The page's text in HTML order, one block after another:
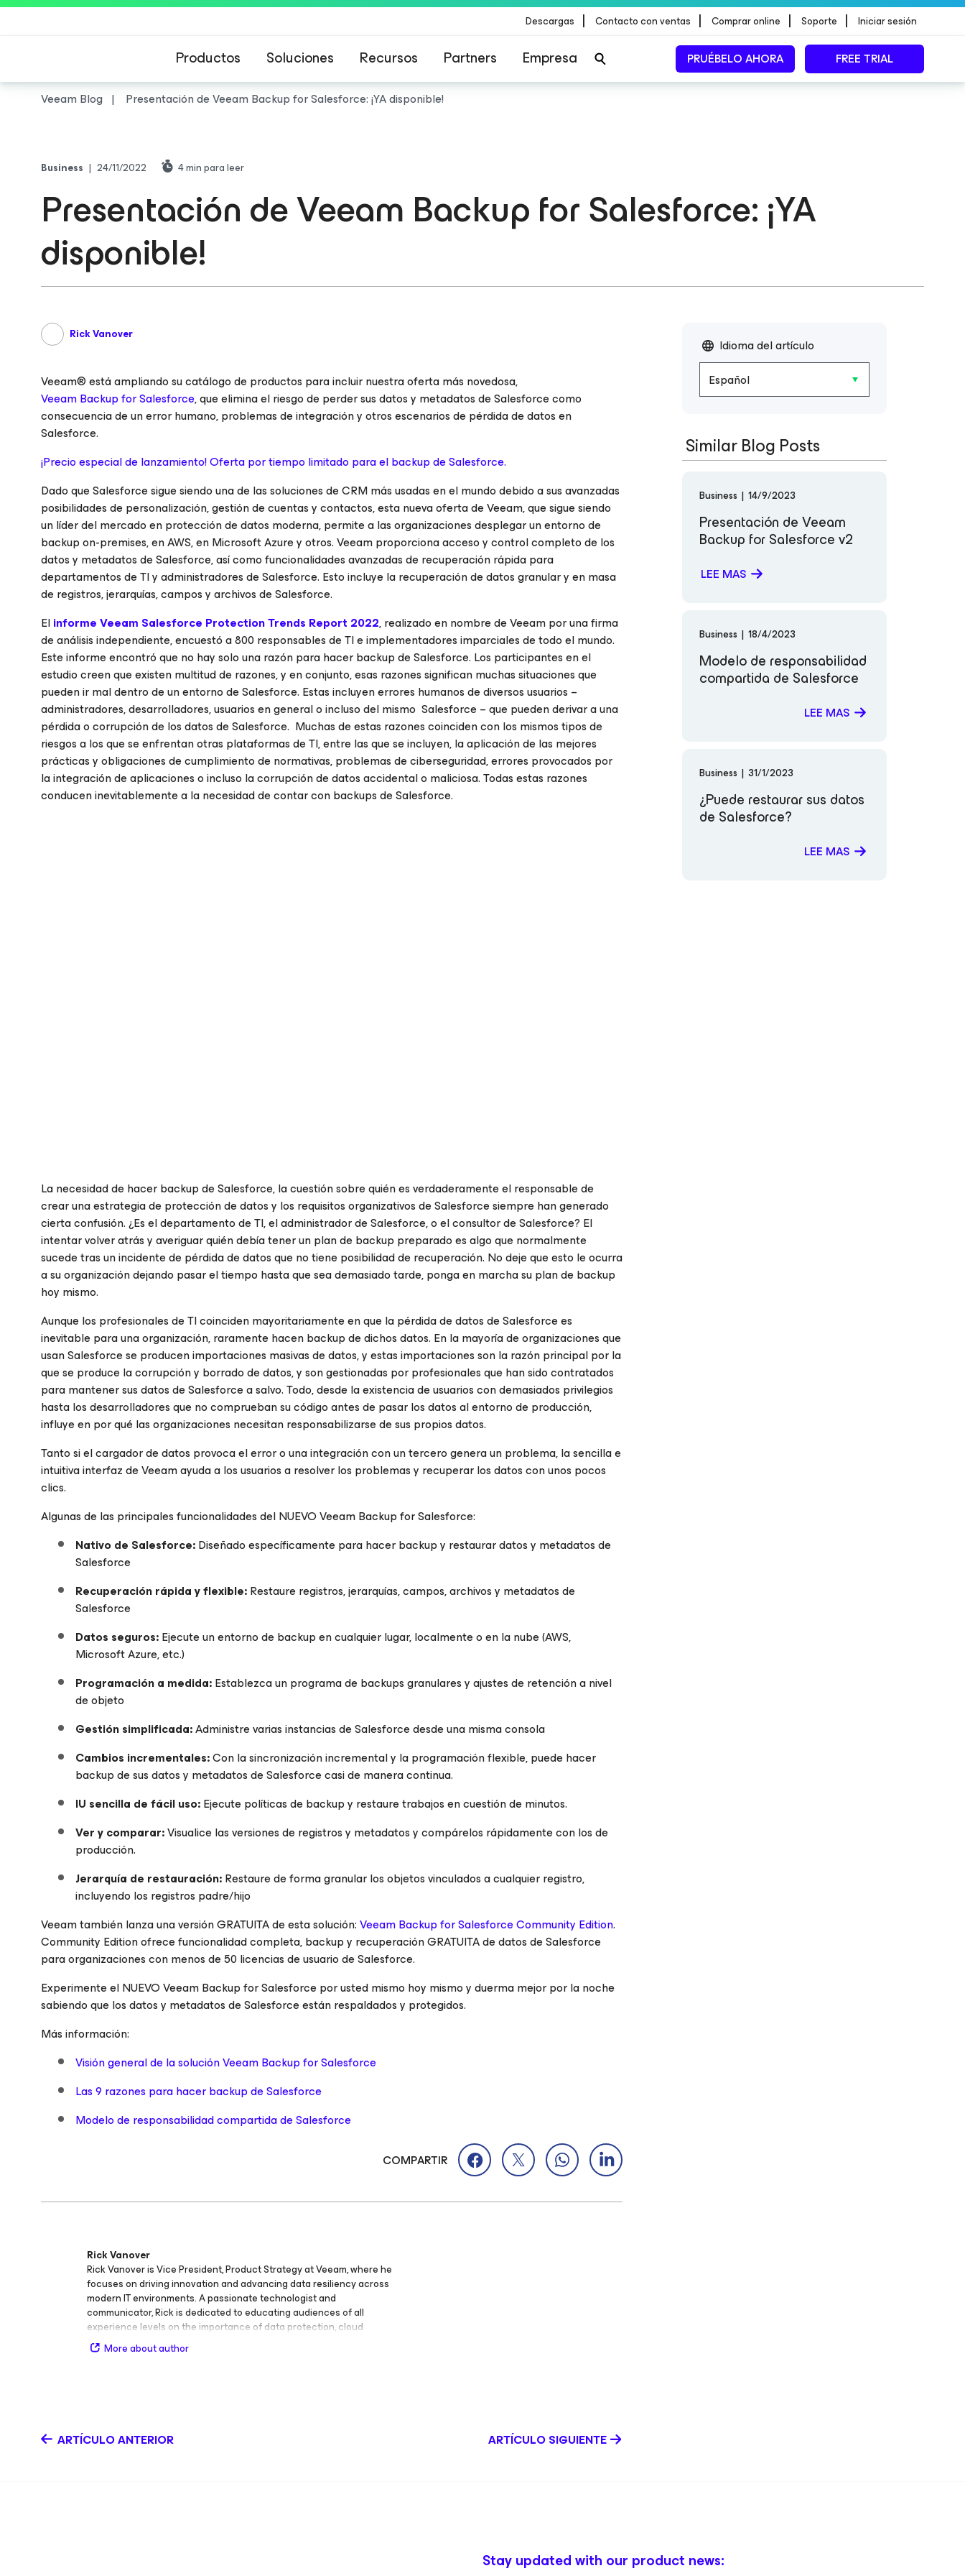
Descargas | Contacto con ventas | Comprar online | Soporte | Iniciar sesión
Productos Soluciones Recursos Partners Empresa PRUÉBELO AHORA FREE TRIAL
Veeam Blog Presentación de Veeam Backupfor Salesforce: ¡YA disponible!
Business | 24/11/2022 4min para leer
Presentación de Veeam Backupfor Salesforce: ¡YA
disponible!
Rick Vanover
Veeam® está ampliando su catálogo de productos para incluir nuestra oferta más novedosa,
Veeam Backupfor Salesforce,que elimina el riesgo de perder sus datos y metadatos de Salesforce como
consecuencia de un error humano, problemas de integración y otros escenarios de pérdida de datos en
Salesforce.
¡Precio especial de lanzamiento! Oferta por tiempo limitado para el backup de Salesforce.
Dado que Salesforce sigue siendo una de las soluciones de CRM más usadas en el mundo debido a sus avanzadas
posibilidades de personalización, gestión de cuentas y contactos, esta nueva oferta de Veeam, que sigue siendo
un líder del mercado en protección de datos moderna, permite a las organizaciones desplegar un entorno de
backup on-premises, en AWS, en Microsoft Azure y otros. Veeam proporciona acceso y control completo de los
datos y metadatos de Salesforce, así como funcionalidades avanzadas de recuperación rápida para
departamentos de TI y administradores de Salesforce. Esto incluye la recuperación de datos granular y en masa
de registros, jerarquías, campos y archivos de Salesforce.
Elinforme Veeam Salesforce Protection Trends Report 2022, realizado en nombre de Veeam por una firma
de análisis independiente, encuestó a 800 responsables de TI e implementadores imparciales de todo el mundo.
Este informe encontró que no hay solo una razón para hacer backup de Salesforce. Los participantes en el
estudio creen que existen multitud de razones, y en conjunto, esas razones significan muchas situaciones que
pueden ir mal dentro de un entorno de Salesforce. Estas incluyen errores humanos de diversos usuarios –
administradores, desarrolladores, usuarios en general o incluso del mismo Salesforce – que pueden derivar a una
pérdida o corrupción de los datos de Salesforce. Muchas de estas razones coinciden con los mismos tipos de
riesgos a los que se enfrentan otras plataformas de TI, entre las que se incluyen, la aplicación de las mejores
prácticas y obligaciones de cumplimiento de normativas, problemas de ciberseguridad, errores provocados por
la integración de aplicaciones o incluso la corrupción de datos accidental o maliciosa. Todas estas razones
conducen inevitablemente a la necesidad de contar con backups de Salesforce.
La necesidad de hacer backup de Salesforce, la cuestión sobre quién es verdaderamente el responsable de
crear una estrategia de protección de datos y los requisitos organizativos de Salesforce siempre han generado
cierta confusión. ¿Es el departamento de TI, el administrador de Salesforce, o el consultor de Salesforce? El
intentar volver atrás y averiguar quién debía tener un plan de backup preparado es algo que normalmente
sucede tras un incidente de pérdida de datos que no tiene posibilidad de recuperación. No deje que esto le ocurra
a su organización dejando pasar el tiempo hasta que sea demasiado tarde, ponga en marcha su plan de backup
hoy mismo.
Aunque los profesionales de TI coinciden mayoritariamente en que la pérdida de datos de Salesforce es
inevitable para una organización, raramente hacen backup de dichos datos. En la mayoría de organizaciones que
usan Salesforce se producen importaciones masivas de datos, y estas importaciones son la razón principal por la
que se produce la corrupción y borrado de datos, y son gestionadas por profesionales que han sido contratados
para mantener sus datos de Salesforce a salvo. Todo, desde la existencia de usuarios con demasiados privilegios
hasta los desarrolladores que no comprueban su código antes de pasar los datos al entorno de producción,
influye en por qué las organizaciones necesitan responsabilizarse de sus propios datos.
Tanto si el cargador de datos provoca el error o una integración con un tercero genera un problema, la sencilla e
intuitiva interfaz de Veeam ayuda a los usuarios a resolver los problemas y recuperar los datos con unos pocos
clics.
Algunas de las principales funcionalidades del NUEVO Veeam Backupfor Salesforce:
Nativo de Salesforce:Diseñado específicamente para hacer backup y restaurar datos y metadatos de
Salesforce
Recuperación rápida y flexible:Restaure registros, jerarquías, campos, archivos y metadatos de
Salesforce
Datos seguros:Ejecute un entorno de backup en cualquier lugar, localmente o en la nube (AWS,
Microsoft Azure, etc.)
Programación a medida:Establezca un programa de backups granulares y ajustes de retención a nivel
de objeto
Gestión simplificada:Administre varias instancias de Salesforce desde una misma consola
Cambios incrementales:Con la sincronización incremental y la programación flexible, puede hacer
backup de sus datos y metadatos de Salesforce casi de manera continua.
IU sencilla de fácil uso:Ejecute políticas de backup y restaure trabajos en cuestión de minutos.
Ver y comparar:Visualice las versiones de registros y metadatos y compárelos rápidamente con los de
producción.
Jerarquía de restauración:Restaure de forma granular los objetos vinculados a cualquier registro,
incluyendo los registros padre/hijo
Veeam también lanza una versión GRATUITA de esta solución:Veeam Backupfor SalesforceCommunity Edition.
Community Edition ofrece funcionalidad completa, backup y recuperación GRATUITA de datos de Salesforce
para organizaciones con menos de 50 licencias de usuario de Salesforce.
Experimente el NUEVO Veeam Backupfor Salesforce por usted mismo hoy mismo y duerma mejor por la noche
sabiendo que los datos y metadatos de Salesforce están respaldados y protegidos.
Más información:
Visión general de la solución Veeam Backup for Salesforce
Las 9 razones para hacer backup de Salesforce
Modelo de responsabilidad compartida de Salesforce
COMPARTIR
Rick Vanover
Rick Vanover is Vice President, Product Strategy at Veeam, where he
focuses on driving innovation and advancing data resiliency across
modern IT environments. A passionate technologist and
communicator, Rick is dedicated to educating audiences of all
experience levels on the importance of data protection, cloud
infrastructure, and security. Rick is an active voice in the IT
community and known for his ability to make complex topics
and management. His career includes roles as Engineering roles at
More about author
ARTÍCULO ANTERIOR ARTÍCULO SIGUIENTE
Idioma del artículo
Español
Similar Blog Posts
Business | 14/9/2023
Presentación de Veeam
Backup for Salesforcev2
LEE MAS
Business | 18/4/2023
Modelo de responsabilidad
compartida de Salesforce
LEE MAS
Business | 31/1/2023
¿Puede restaurar sus datos
de Salesforce?
LEE MAS
Stay updated with our product news: